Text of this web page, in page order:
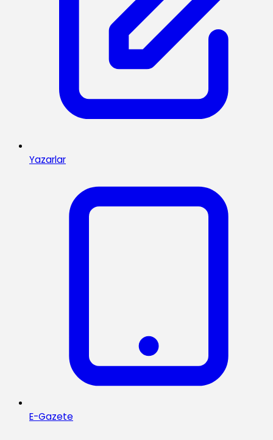
Yazarlar
E-Gazete